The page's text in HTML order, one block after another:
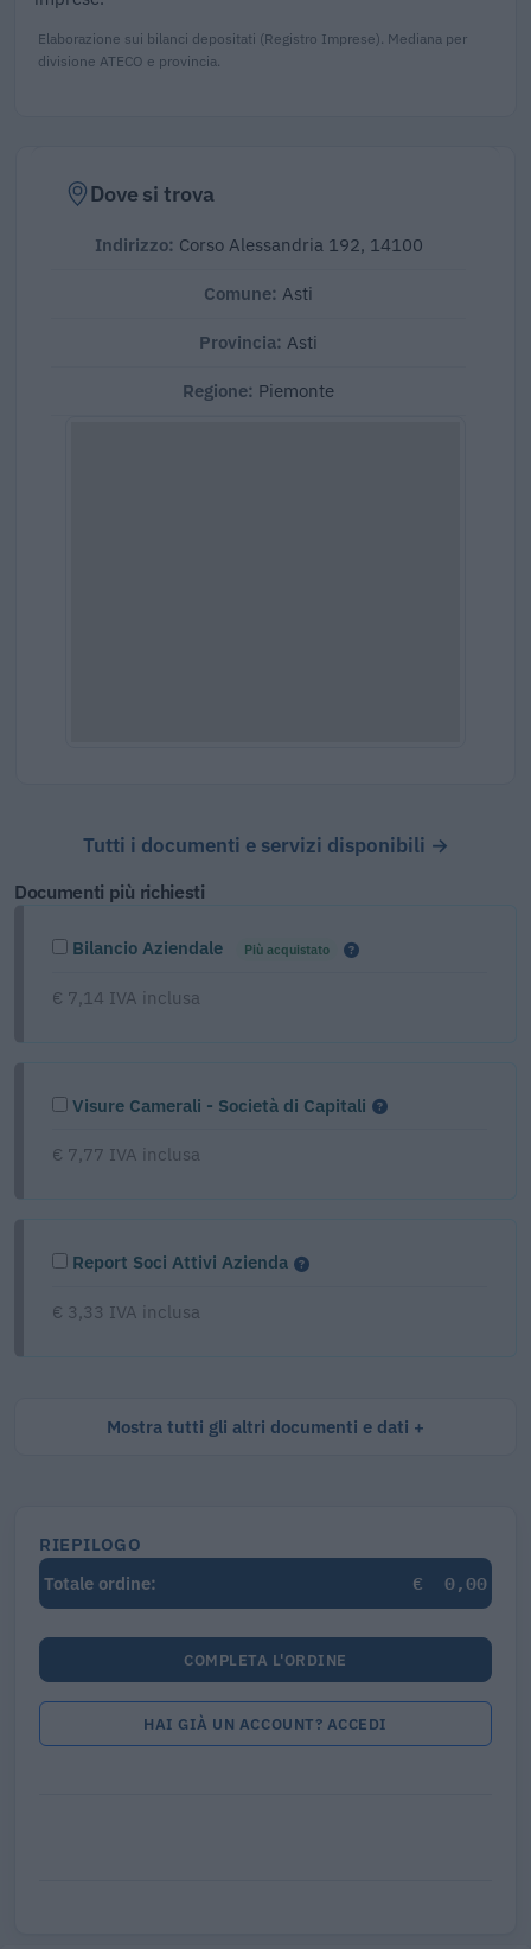
Elaborazione sui bilanci depositati (Registro Imprese). Mediana per
divisione ATECO e provincia.
Dove si trova
Indirizzo: Corso Alessandria 192, 14100
Comune: Asti
Provincia: Asti
Regione: Piemonte
Tutti i documenti e servizi disponibili →
Documenti più richiesti
Bilancio Aziendale Più acquistato
€ 7,14 IVA inclusa
Visure Camerali - Società di Capitali
€ 7,77 IVA inclusa
Report Soci Attivi Azienda
€ 3,33 IVA inclusa
Mostra tutti gli altri documenti e dati
RIEPILOGO
Totale ordine:
€ 0,00
COMPLETA L'ORDINE
HAI GIÀ UN ACCOUNT? ACCEDI